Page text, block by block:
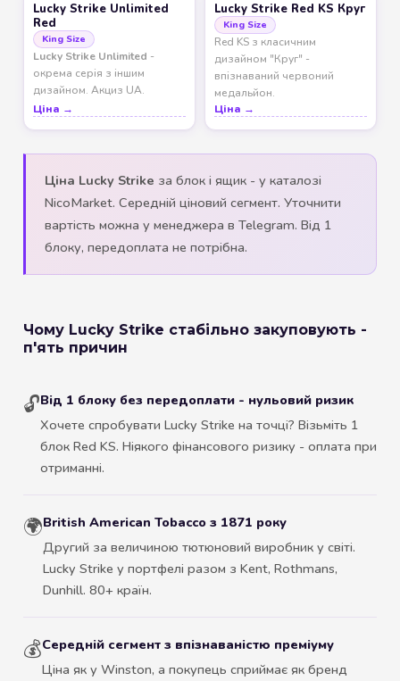
Lucky Strike Unlimited
Red
King Size
Lucky Strike Unlimited -
окрема серія з іншим
дизайном. Акциз UA.
Ціна →
Lucky Strike Red KS Круг
King Size
Red KS з класичним
дизайном "Круг" -
впізнаваний червоний
медальйон.
Ціна →
Ціна Lucky Strike за блок і ящик - у каталозі
NicoMarket. Середній ціновий сегмент. Уточнити
вартість можна у менеджера в Telegram. Від 1
блоку, передоплата не потрібна.
Чому Lucky Strike стабільно закуповують -
п'ять причин
🔓Від 1 блоку без передоплати - нульовий ризик
Хочете спробувати Lucky Strike на точці? Візьміть 1
блок Red KS. Ніякого фінансового ризику - оплата при
отриманні.
🌍British American Tobacco з 1871 року
Другий за величиною тютюновий виробник у світі.
Lucky Strike у портфелі разом з Kent, Rothmans,
Dunhill. 80+ країн.
💰Середній сегмент з впізнаваністю преміуму
Ціна як у Winston, а покупець сприймає як бренд